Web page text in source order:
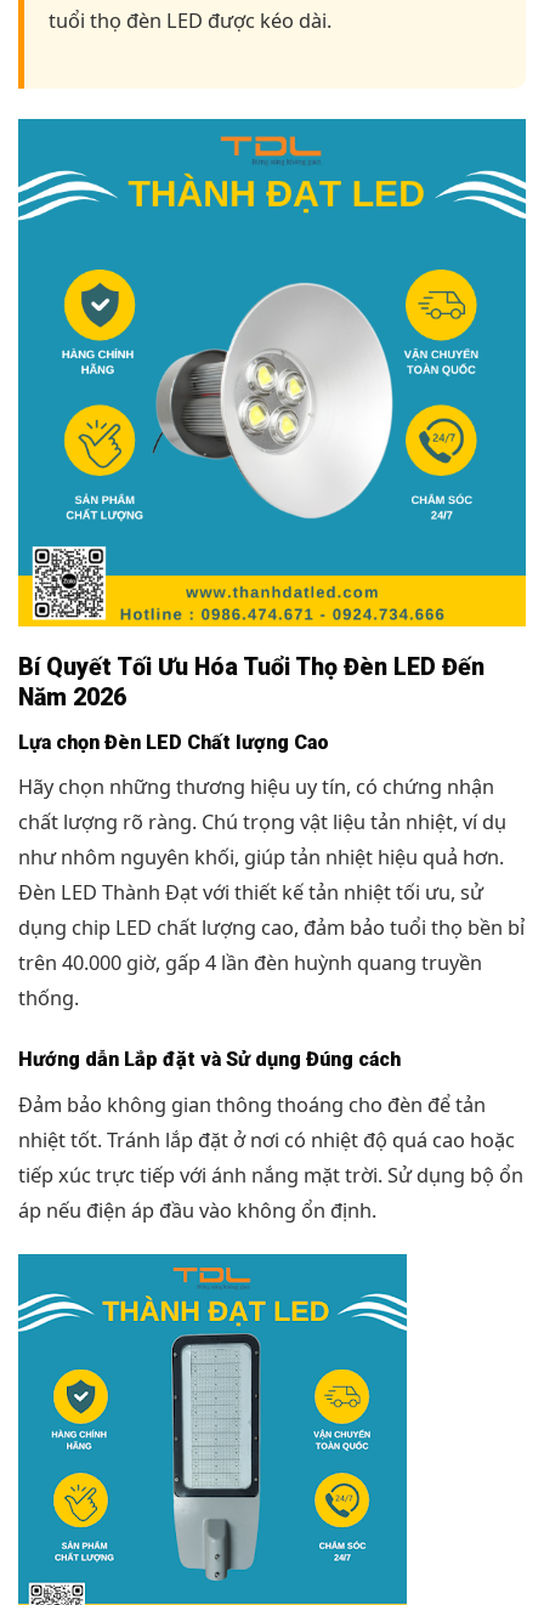
tuổi thọ đèn LED được kéo dài.
Bí Quyết Tối Ưu Hóa Tuổi Thọ Đèn LED Đến
Năm 2026
Lựa chọn Đèn LED Chất lượng Cao
Hãy chọn những thương hiệu uy tín, có chứng nhận
chất lượng rõ ràng. Chú trọng vật liệu tản nhiệt, ví dụ
như nhôm nguyên khối, giúp tản nhiệt hiệu quả hơn.
Đèn LED Thành Đạt với thiết kế tản nhiệt tối ưu, sử
dụng chip LED chất lượng cao, đảm bảo tuổi thọ bền bỉ
trên 40.000 giờ, gấp 4 lần đèn huỳnh quang truyền
thống.
Hướng dẫn Lắp đặt và Sử dụng Đúng cách
Đảm bảo không gian thông thoáng cho đèn để tản
nhiệt tốt. Tránh lắp đặt ở nơi có nhiệt độ quá cao hoặc
tiếp xúc trực tiếp với ánh nắng mặt trời. Sử dụng bộ ổn
áp nếu điện áp đầu vào không ổn định.